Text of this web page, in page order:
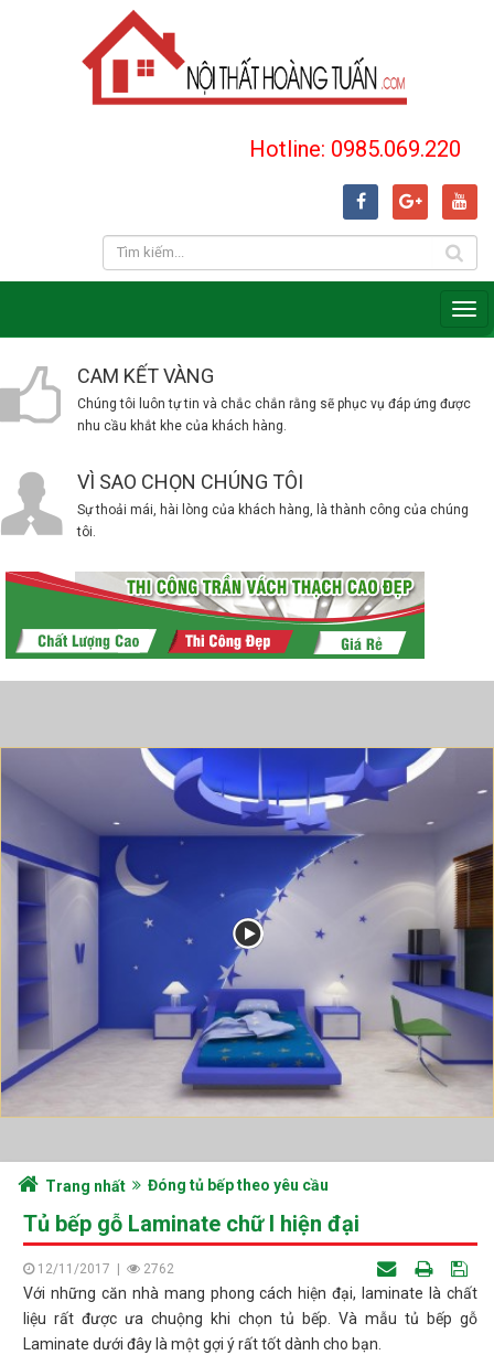
Hotline: 0985.069.220
CAM KẾT VÀNG
Chúng tôi luôn tự tin và chắc chắn rằng sẽ phục vụ đáp ứng được
nhu cầu khắt khe của khách hàng.
VÌ SAO CHỌN CHÚNG TÔI
Sự thoải mái, hài lòng của khách hàng, là thành công của chúng
tôi.
Trang nhất Đóng tủ bếp theo yêu cầu
Tủ bếp gỗ Laminate chữ I hiện đại
12/11/2017 2762
Với những căn nhà mang phong cách hiện đại, laminate là chất
liệu rất được ưa chuộng khi chọn tủ bếp. Và mẫu tủ bếp gỗ
Laminate dưới đây là một gợi ý rất tốt dành cho bạn.